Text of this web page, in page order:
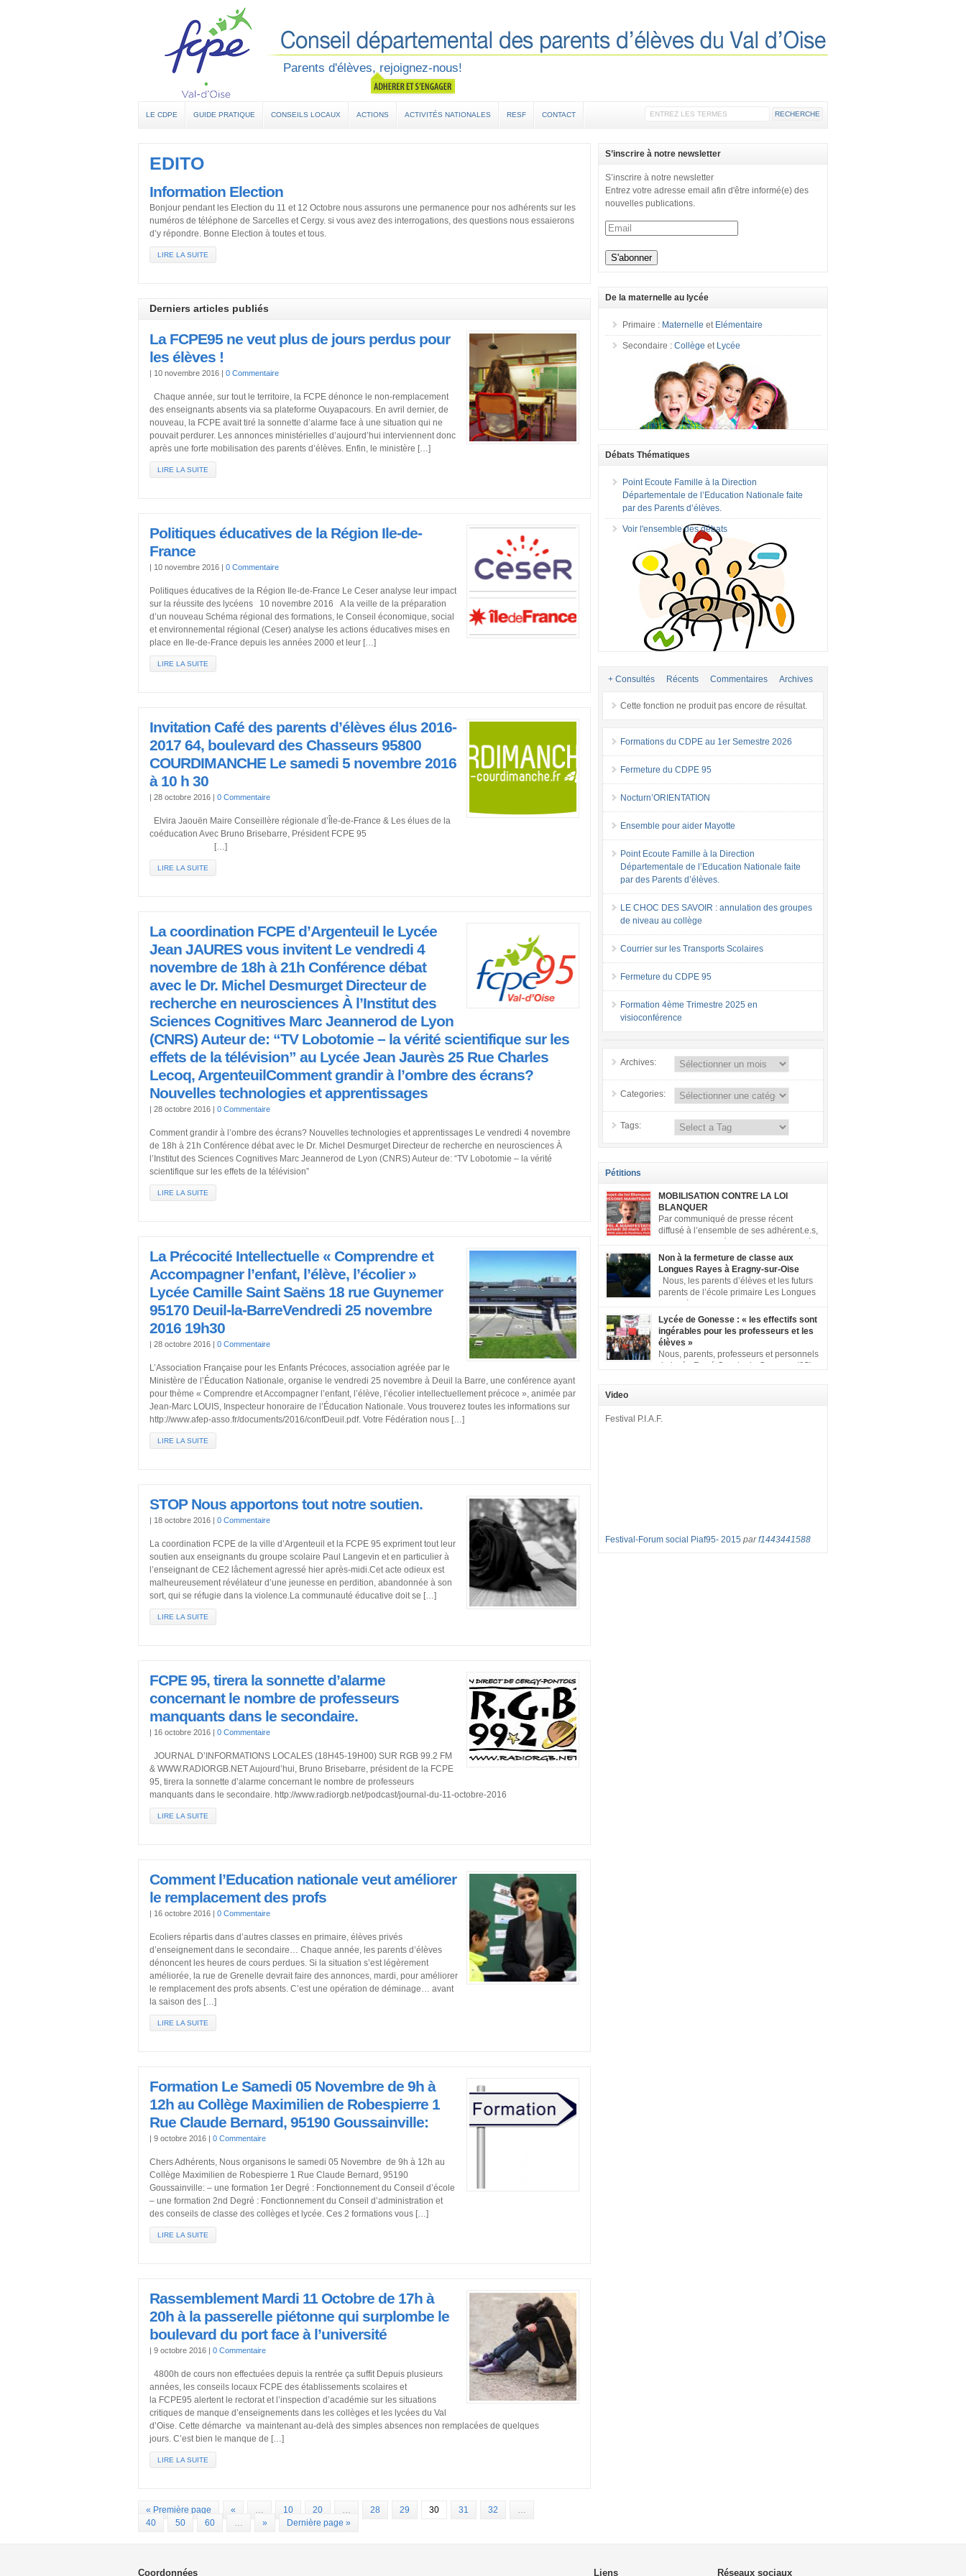
Parents d'élèves, rejoignez-nous!
LE CDPE GUIDE PRATIQUE CONSEILS LOCAUX ACTIONS ACTIVITÉS NATIONALES RESF CONTACT
EDITO
Information Election
Bonjour pendant les Election du 11 et 12 Octobre nous assurons une permanence pour nos adhérents sur les
numéros de téléphone de Sarcelles et Cergy. si vous avez des interrogations, des questions nous essaierons
d’y répondre. Bonne Election à toutes et tous.
LIRE LA SUITE
Derniers articles publiés
La FCPE95 ne veut plus de jours perdus pour
les élèves !
| 10 novembre 2016 | 0 Commentaire
Chaque année, sur tout le territoire, la FCPE dénonce le non-remplacement
des enseignants absents via sa plateforme Ouyapacours. En avril dernier, de
nouveau, la FCPE avait tiré la sonnette d’alarme face à une situation qui ne
pouvait perdurer. Les annonces ministérielles d’aujourd’hui interviennent donc
après une forte mobilisation des parents d’élèves. Enfin, le ministère […]
LIRE LA SUITE
Politiques éducatives de la Région Ile-de-
France
| 10 novembre 2016 | 0 Commentaire
Politiques éducatives de la Région Ile-de-France Le Ceser analyse leur impact
sur la réussite des lycéens 10 novembre 2016 A la veille de la préparation
d’un nouveau Schéma régional des formations, le Conseil économique, social
et environnemental régional (Ceser) analyse les actions éducatives mises en
place en Ile-de-France depuis les années 2000 et leur […]
LIRE LA SUITE
Invitation Café des parents d’élèves élus 2016-
2017 64, boulevard des Chasseurs 95800
COURDIMANCHE Le samedi 5 novembre 2016
à 10 h 30
| 28 octobre 2016 | 0 Commentaire
Elvira Jaouën Maire Conseillère régionale d’Île-de-France & Les élues de la
coéducation Avec Bruno Brisebarre, Président FCPE 95
[…]
LIRE LA SUITE
La coordination FCPE d’Argenteuil le Lycée
Jean JAURES vous invitent Le vendredi 4
novembre de 18h à 21h Conférence débat
avec le Dr. Michel Desmurget Directeur de
recherche en neurosciences À l’Institut des
Sciences Cognitives Marc Jeannerod de Lyon
(CNRS) Auteur de: “TV Lobotomie – la vérité scientifique sur les
effets de la télévision” au Lycée Jean Jaurès 25 Rue Charles
Lecoq, ArgenteuilComment grandir à l’ombre des écrans?
Nouvelles technologies et apprentissages
| 28 octobre 2016 | 0 Commentaire
Comment grandir à l’ombre des écrans? Nouvelles technologies et apprentissages Le vendredi 4 novembre
de 18h à 21h Conférence débat avec le Dr. Michel Desmurget Directeur de recherche en neurosciences À
l’Institut des Sciences Cognitives Marc Jeannerod de Lyon (CNRS) Auteur de: “TV Lobotomie – la vérité
scientifique sur les effets de la télévision”
LIRE LA SUITE
La Précocité Intellectuelle « Comprendre et
Accompagner l’enfant, l’élève, l’écolier »
Lycée Camille Saint Saëns 18 rue Guynemer
95170 Deuil-la-BarreVendredi 25 novembre
2016 19h30
| 28 octobre 2016 | 0 Commentaire
L’Association Française pour les Enfants Précoces, association agréée par le
Ministère de l’Éducation Nationale, organise le vendredi 25 novembre à Deuil la Barre, une conférence ayant
pour thème « Comprendre et Accompagner l’enfant, l’élève, l’écolier intellectuellement précoce », animée par
Jean-Marc LOUIS, Inspecteur honoraire de l’Éducation Nationale. Vous trouverez toutes les informations sur
http://www.afep-asso.fr/documents/2016/confDeuil.pdf. Votre Fédération nous […]
LIRE LA SUITE
STOP Nous apportons tout notre soutien.
| 18 octobre 2016 | 0 Commentaire
La coordination FCPE de la ville d’Argenteuil et la FCPE 95 expriment tout leur
soutien aux enseignants du groupe scolaire Paul Langevin et en particulier à
l’enseignant de CE2 lâchement agressé hier après-midi.Cet acte odieux est
malheureusement révélateur d’une jeunesse en perdition, abandonnée à son
sort, qui se réfugie dans la violence.La communauté éducative doit se […]
LIRE LA SUITE
FCPE 95, tirera la sonnette d’alarme
concernant le nombre de professeurs
manquants dans le secondaire.
| 16 octobre 2016 | 0 Commentaire
JOURNAL D’INFORMATIONS LOCALES (18H45-19H00) SUR RGB 99.2 FM
& WWW.RADIORGB.NET Aujourd’hui, Bruno Brisebarre, président de la FCPE
95, tirera la sonnette d’alarme concernant le nombre de professeurs
manquants dans le secondaire. http://www.radiorgb.net/podcast/journal-du-11-octobre-2016
LIRE LA SUITE
Comment l’Education nationale veut améliorer
le remplacement des profs
| 16 octobre 2016 | 0 Commentaire
Ecoliers répartis dans d’autres classes en primaire, élèves privés
d’enseignement dans le secondaire… Chaque année, les parents d’élèves
dénoncent les heures de cours perdues. Si la situation s’est légèrement
améliorée, la rue de Grenelle devrait faire des annonces, mardi, pour améliorer
le remplacement des profs absents. C’est une opération de déminage… avant
la saison des […]
LIRE LA SUITE
Formation Le Samedi 05 Novembre de 9h à
12h au Collège Maximilien de Robespierre 1
Rue Claude Bernard, 95190 Goussainville:
| 9 octobre 2016 | 0 Commentaire
Chers Adhérents, Nous organisons le samedi 05 Novembre de 9h à 12h au
Collège Maximilien de Robespierre 1 Rue Claude Bernard, 95190
Goussainville: – une formation 1er Degré : Fonctionnement du Conseil d’école
– une formation 2nd Degré : Fonctionnement du Conseil d’administration et
des conseils de classe des collèges et lycée. Ces 2 formations vous […]
LIRE LA SUITE
Rassemblement Mardi 11 Octobre de 17h à
20h à la passerelle piétonne qui surplombe le
boulevard du port face à l’université
| 9 octobre 2016 | 0 Commentaire
4800h de cours non effectuées depuis la rentrée ça suffit Depuis plusieurs
années, les conseils locaux FCPE des établissements scolaires et
la FCPE95 alertent le rectorat et l’inspection d’académie sur les situations
critiques de manque d’enseignements dans les collèges et les lycées du Val
d’Oise. Cette démarche va maintenant au-delà des simples absences non remplacées de quelques
jours. C’est bien le manque de […]
LIRE LA SUITE
« Première page « … 10 20 … 28 29 30 31 32
…
40
50 60 … » Dernière page »
S’inscrire à notre newsletter
S’inscrire à notre newsletter
Entrez votre adresse email afin d'être informé(e) des
nouvelles publications.
De la maternelle au lycée
Primaire : Maternelle et Elémentaire
Secondaire :Collège et Lycée
Débats Thématiques
Point Ecoute Famille à la Direction
Départementale de l’Education Nationale faite
par des Parents d’élèves.
Voir l'ensemble des débats
+ Consultés Récents Commentaires Archives
Cette fonction ne produit pas encore de résultat.
Formations du CDPE au 1er Semestre 2026
Fermeture du CDPE 95
Nocturn’ORIENTATION
Ensemble pour aider Mayotte
Point Ecoute Famille à la Direction
Départementale de l’Education Nationale faite
par des Parents d’élèves.
LE CHOC DES SAVOIR : annulation des groupes
de niveau au collège
Courrier sur les Transports Scolaires
Fermeture du CDPE 95
Formation 4ème Trimestre 2025 en
visioconférence
Archives:
Categories:
Tags:
Pétitions
MOBILISATION CONTRE LA LOI
BLANQUER
Par communiqué de presse récent
diffusé à l’ensemble de ses adhérent.e.s,
se mobiliser contre la loi Blanquer dite « Ecole de la
confiance ». Pour vous aider à organiser les actions
localement, la FCPE met à votre disposition ce kit de
mobilisation comprenant : 1 affiche appelant […]
Non à la fermeture de classe aux
Longues Rayes à Eragny-sur-Oise
Nous, les parents d’élèves et les futurs
parents de l’école primaire Les Longues
cette pétition pour dire « NON à la fermeture de classe
aux Longues Rayes ». Non à la dégradation continue
des conditions d’accueil et d’apprentissage de nos
enfants à l’école primaire. Chaque enfant a droit à […]
Lycée de Gonesse : « les effectifs sont
ingérables pour les professeurs et les
élèves »
Nous, parents, professeurs et personnels
du lycée René Cassin de Gonesse (95),
dénoncer les classes surchargées, en cette rentrée
et 35 élèves ! – de nombreuses classes de première et
Video
Festival P.I.A.F.
Festival-Forum social Piaf95- 2015 parf1443441588
Coordonnées Liens Réseaux sociaux